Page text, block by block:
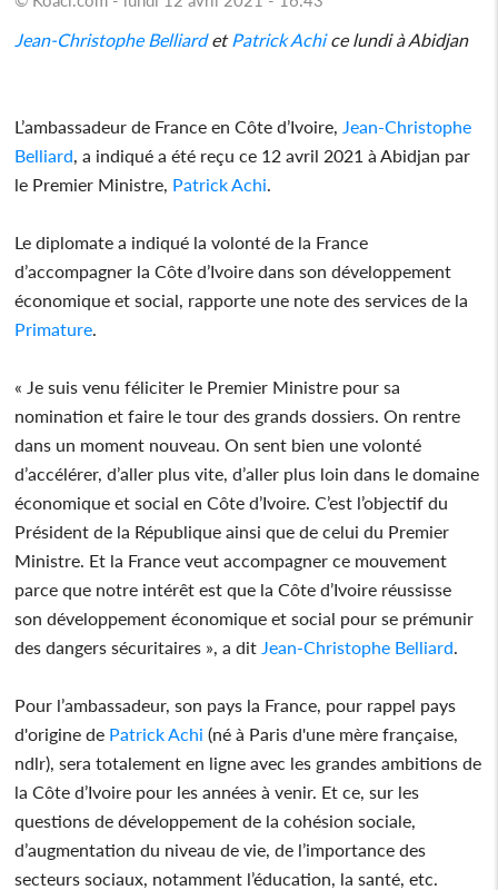
Jean-Christophe Belliardet Patrick Achice lundi à Abidjan
L’ambassadeur de France en Côte d’Ivoire, Jean-Christophe
Belliard , a indiqué a été reçu ce 12 avril 2021 à Abidjan par
le Premier Ministre, Patrick Achi
Le diplomate a indiqué la volonté de la France
d’accompagner la Côte d’Ivoire dans son développement
économique et social, rapporte une note des services de la
Primature
« Je suis venu féliciter le Premier Ministre pour sa
nomination et faire le tour des grands dossiers. On rentre
dans un moment nouveau. On sent bien une volonté
d’accélérer, d’aller plus vite, d’aller plus loin dans le domaine
économique et social en Côte d’Ivoire. C’est l’objectif du
Président de la République ainsi que de celui du Premier
Ministre. Et la France veut accompagner ce mouvement
parce que notre intérêt est que la Côte d’Ivoire réussisse
son développement économique et social pour se prémunir
des dangers sécuritaires », a dit Jean-Christophe Belliard
Pour l’ambassadeur, son pays la France, pour rappel pays
d'origine de Patrick Achi (né à Paris d'une mère française,
ndlr), sera totalement en ligne avec les grandes ambitions de
la Côte d’Ivoire pour les années à venir. Et ce, sur les
questions de développement de la cohésion sociale,
d’augmentation du niveau de vie, de l’importance des
secteurs sociaux, notamment l’éducation, la santé, etc.